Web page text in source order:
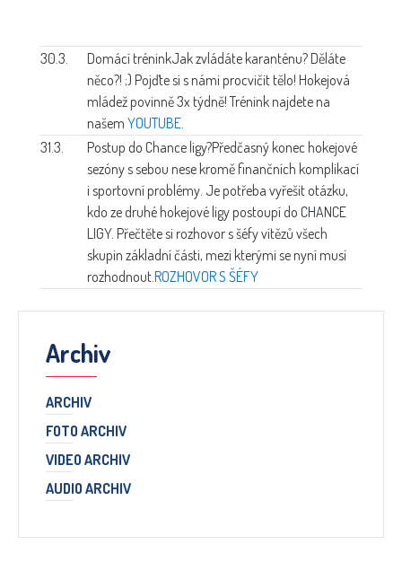
30.3. Domácí tréninkJak zvládáte karanténu? Děláte
něco?! ;) Pojďte si s námi procvičit tělo! Hokejová
mládež povinně 3x týdně! Trénink najdete na
našem YOUTUBE
31.3.
Postup do Chance ligy?Předčasný konec hokejové
sezóny s sebou nese kromě finančních komplikací
i sportovní problémy. Je potřeba vyřešit otázku,
kdo ze druhé hokejové ligy postoupí do CHANCE
LIGY. Přečtěte si rozhovor s šéfy vítězů všech
skupin základní části, mezi kterými se nyní musí
rozhodnout.ROZHOVOR S ŠÉFY
Archiv
ARCHIV
FOTO ARCHIV
VIDEO ARCHIV
AUDIO ARCHIV